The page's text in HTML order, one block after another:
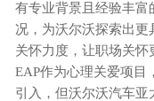
有专业背景且经验丰富
况，为沃尔沃探索出更
关怀力度，让职场关怀
EAP作为心理关爱项目
引入，但沃尔沃汽车亚